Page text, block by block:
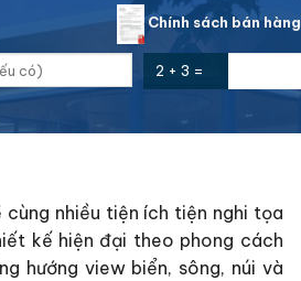
Chính sách bán hàng
2 + 3 =
nhiều tiện ích tiện nghi tọa
kế hiện đại theo phong cách
hướng view biển, sông, núi và